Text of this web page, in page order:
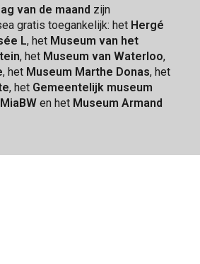
van de maand zijn
gratis toegankelijk: het Hergé
L, het Museum van het
, het Museum van Waterloo,
, het Museum Marthe Donas, het
, het Gemeentelijk museum
MiaBW en het Museum Armand